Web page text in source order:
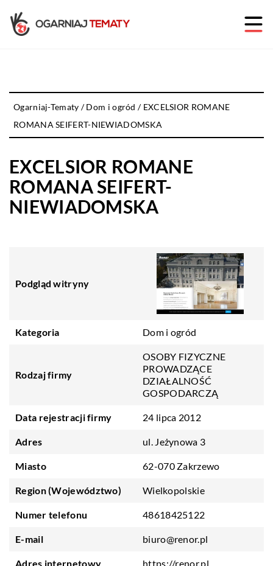
Ogarniaj-Tematy /Dom i ogród / EXCELSIOR ROMANE
ROMANA SEIFERT-NIEWIADOMSKA
EXCELSIOR ROMANE
ROMANA SEIFERT-
NIEWIADOMSKA
Podgląd witryny
Kategoria Dom i ogród
Rodzaj firmy
OSOBY FIZYCZNE
PROWADZĄCE
DZIAŁALNOŚĆ
GOSPODARCZĄ
Data rejestracji firmy 24 lipca 2012
Adres ul. Jeżynowa 3
Miasto 62-070 Zakrzewo
Region (Województwo) Wielkopolskie
Numer telefonu 48618425122
E-mail biuro@renor.pl
Adres internetowy https://renor.pl